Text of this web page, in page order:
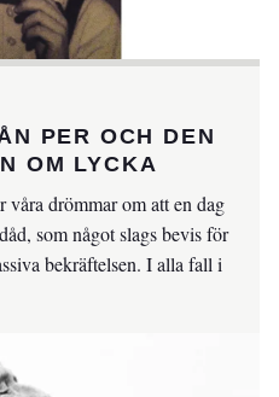
PER OCH DEN
OM LYCKA
våra drömmar om att en dag
som något slags bevis för
bekräftelsen. I alla fall i